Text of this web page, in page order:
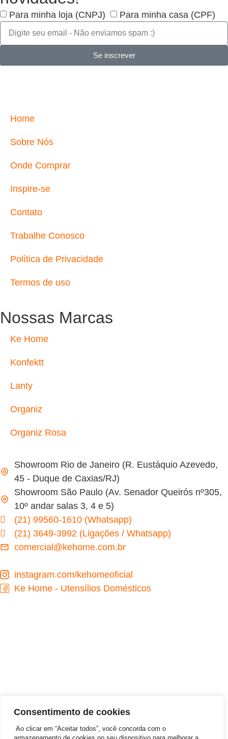
Consentimento de cookies
Ao clicar em “Aceitar todos”, você concorda com o
Para minha loja (CNPJ) Para minha casa (CPF)
Se inscrever
Home
Sobre Nós
Onde Comprar
Inspire-se
Contato
Trabalhe Conosco
Política de Privacidade
Termos de uso
Nossas Marcas
Ke Home
Konfektt
Lanty
Organiz
Organiz Rosa
Showroom Rio de Janeiro (R. Eustáquio Azevedo,
45 - Duque de Caxias/RJ)
Showroom São Paulo (Av. Senador Queirós nº305,
10º andar salas 3, 4 e 5)
(21) 99560-1610 (Whatsapp)
(21) 3649-3992 (Ligações / Whatsapp)
comercial@kehome.com.br
instagram.com/kehomeoficial
Ke Home - Utensílios Domésticos
Desenvolvido por